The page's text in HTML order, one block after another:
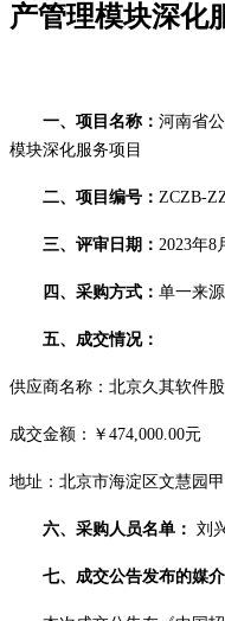
产管理模块深化
一、项目名称： 河南省
模块深化服务项目
二、项目编号： ZCZB-
三、评审日期： 2023年8
四 、 采购方式： 单一来
五、成交情况：
供应商名称：北京久其软件
成交金额 ： ￥ 474,000.00元
地址： 北京市海淀区文慧园甲
六、采购人员名单： 刘
七、成交公告发布的媒